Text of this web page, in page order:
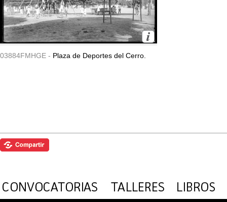
03884FMHGE - Plaza de Deportes del Cerro.